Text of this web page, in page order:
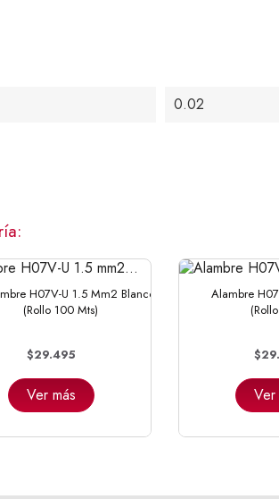
0.02
H07V-U 1.5 Mm2 Blanco
(Rollo 100 Mts)
$29.495
Ver más
Alambre
Ver